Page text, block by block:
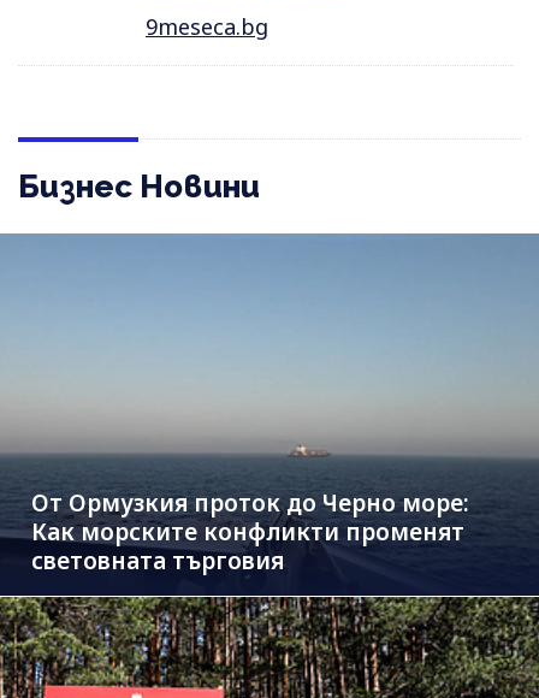
9meseca.bg
Бизнес Новини
От Ормузкия проток до Черно море:
Как морските конфликти променят
световната търговия